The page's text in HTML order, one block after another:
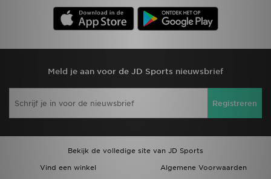
Meld je aan voor de JD Sports nieuwsbrief
Registreren
Bekijk de volledige site van JD Sports
Vind een winkel
Algemene Voorwaarden
Klantenservice
Vacatures